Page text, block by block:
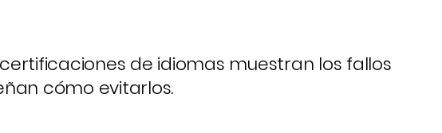
de idiomas muestran los fallos
cómo evitarlos.